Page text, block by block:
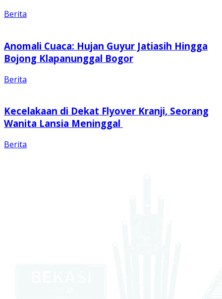
Berita
Anomali Cuaca: Hujan Guyur Jatiasih Hingga
Bojong Klapanunggal Bogor
Berita
Kecelakaan di Dekat Flyover Kranji, Seorang
Wanita Lansia Meninggal
Berita